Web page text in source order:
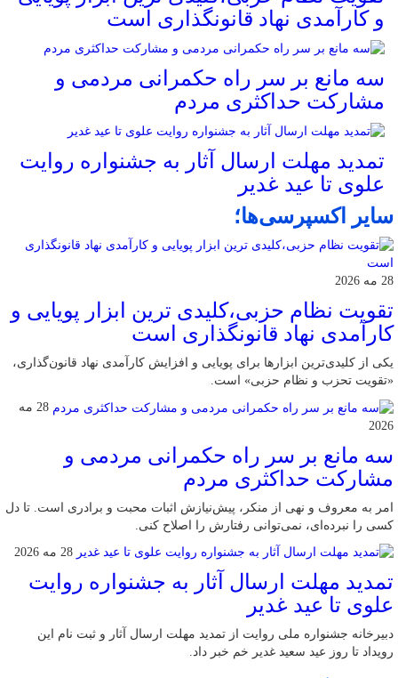
و کارآمدی نهاد قانونگذاری است
سه مانع بر سر راه حکمرانی مردمی و
مشارکت حداکثری مردم
تمدید مهلت ارسال آثار به جشنواره روایت
علوی تا عید غدیر
سایر اکسپرسی‌ها؛
28 مه 2026
تقویت نظام حزبی،کلیدی ترین ابزار پویایی و
کارآمدی نهاد قانونگذاری است
یکی از کلیدی‌ترین ابزارها برای پویایی و افزایش کارآمدی نهاد قانون‌گذاری،
«تقویت تحزب و نظام حزبی» است.
28 مه
2026
سه مانع بر سر راه حکمرانی مردمی و
مشارکت حداکثری مردم
امر به معروف و نهی از منکر، پیش‌نیازش اثبات محبت و برادری است. تا دل
کسی را نبرده‌ای، نمی‌توانی رفتارش را اصلاح کنی.
28 مه 2026
تمدید مهلت ارسال آثار به جشنواره روایت
علوی تا عید غدیر
دبیرخانه جشنواره ملی روایت از تمدید مهلت ارسال آثار و ثبت نام این
رویداد تا روز عید سعید غدیر خم خبر داد.